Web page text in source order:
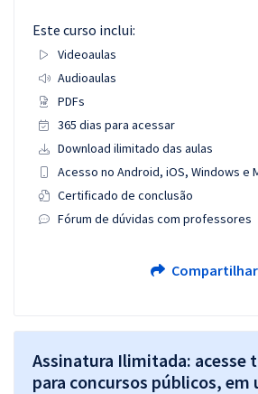
Este curso inclui:
Videoaulas
Audioaulas
PDFs
365 dias para acessar
Download ilimitado das aulas
Acesso no Android, iOS, Windows e
Certificado de conclusão
Fórum de dúvidas com professores
Compartilhar
Assinatura Ilimitada: acesse
para concursos públicos, em